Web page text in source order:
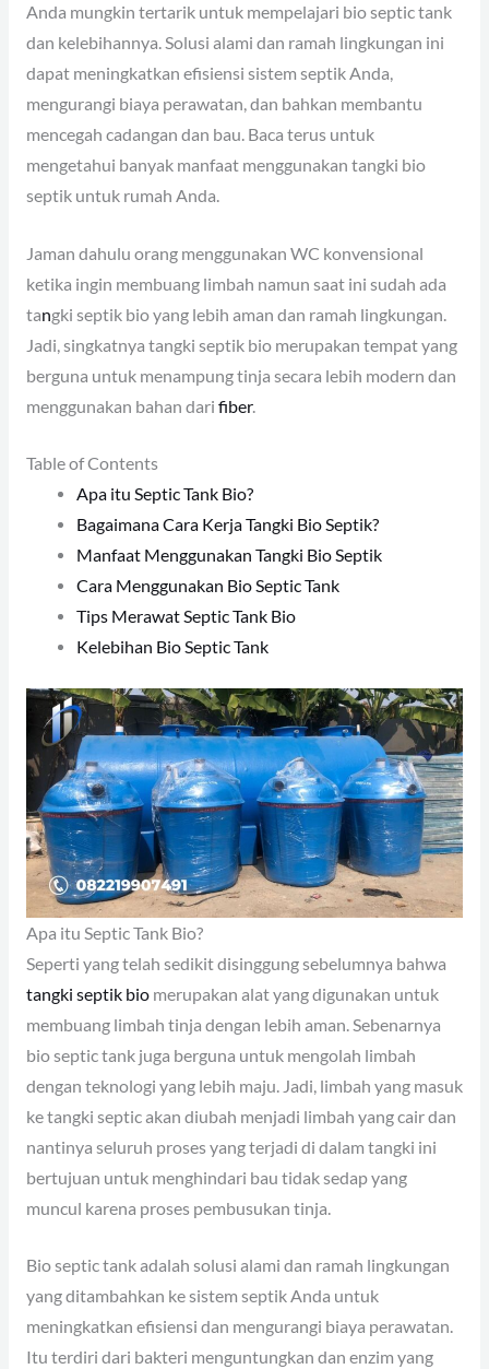
Anda mungkin tertarik untuk mempelajari bio septic tank
dan kelebihannya. Solusi alami dan ramah lingkungan ini
dapat meningkatkan efisiensi sistem septik Anda,
mengurangi biaya perawatan, dan bahkan membantu
mencegah cadangan dan bau. Baca terus untuk
mengetahui banyak manfaat menggunakan tangki bio
septik untuk rumah Anda.
Jaman dahulu orang menggunakan WC konvensional
ketika ingin membuang limbah namun saat ini sudah ada
tangki septik bio yang lebih aman dan ramah lingkungan.
Jadi, singkatnya tangki septik bio merupakan tempat yang
berguna untuk menampung tinja secara lebih modern dan
menggunakan bahan dari fiber.
Table of Contents
Apa itu Septic Tank Bio?
Bagaimana Cara Kerja Tangki Bio Septik?
Manfaat Menggunakan Tangki Bio Septik
Cara Menggunakan Bio Septic Tank
Tips Merawat Septic Tank Bio
Kelebihan Bio Septic Tank
Apa itu Septic Tank Bio?
Seperti yang telah sedikit disinggung sebelumnya bahwa
tangki septik biomerupakan alat yang digunakan untuk
membuang limbah tinja dengan lebih aman. Sebenarnya
bio septic tank juga berguna untuk mengolah limbah
dengan teknologi yang lebih maju. Jadi, limbah yang masuk
ke tangki septic akan diubah menjadi limbah yang cair dan
nantinya seluruh proses yang terjadi di dalam tangki ini
bertujuan untuk menghindari bau tidak sedap yang
muncul karena proses pembusukan tinja.
Bio septic tank adalah solusi alami dan ramah lingkungan
yang ditambahkan ke sistem septik Anda untuk
meningkatkan efisiensi dan mengurangi biaya perawatan.
Itu terdiri dari bakteri menguntungkan dan enzim yang